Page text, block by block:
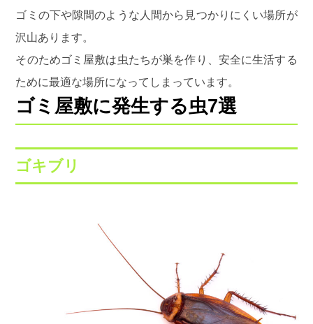
ゴミの下や隙間のような人間から見つかりにくい場所が
沢山あります。
そのためゴミ屋敷は虫たちが巣を作り、安全に生活する
ために最適な場所になってしまっています。
ゴミ屋敷に発生する虫7選
ゴキブリ